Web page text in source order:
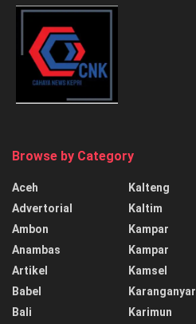
Browse by Category
Aceh
Advertorial
Ambon
Anambas
Artikel
Babel
Bali
Kalteng
Kaltim
Kampar
Kampar
Kamsel
Karanganyar
Karimun